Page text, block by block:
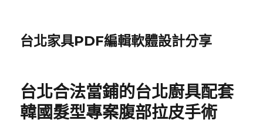
台北家具PDF編輯軟體設計分享
台北合法當鋪的台北廚具配套
韓國髮型專案腹部拉皮手術